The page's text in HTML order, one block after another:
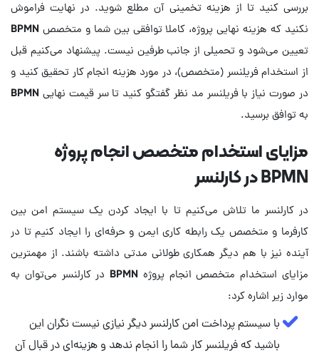
بررسی کنید تا از هزینه تخمینی آن مطلع شوید. در نهایت فراموش
نکنید که هزینه نهایی پروژه، کاملا توافقی بین شما و متخصص BPMN
تعیین می‌شود و تحمیلی از جانب طرفین نیست. پیشنهاد می‌کنیم قبل
از استخدام فریلنسر (متخصص)، در مورد هزینه انجام کار تحقیق کنید و
در صورت نیاز با فریلنسر مد نظر گفتگو کنید تا سر قیمت نهایی BPMN
به توافق برسید.
مزایای استخدام متخصص انجام پروژه
BPMN در کارلنسر
در کارلنسر ما تلاش می‌کنیم تا با ایجاد کردن یک سیستم امن بین
کارفرما و متخصص یک رابطه کاری ایمن و حرفه‌ای را ایجاد کنیم تا در
آینده نیز با هم دیگر همکاری طولانی مدتی داشته باشند. از مهمترین
مزایای استخدام متخصص انجام پروژه BPMN در کارلنسر می‌توان به
موارد زیر اشاره کرد:
با سیستم پرداخت امن کارلنسر دیگر نیازی نیست نگران این
باشید که فریلنسر کار شما را انجام ندهد و هزینه‌ای در قبال آن